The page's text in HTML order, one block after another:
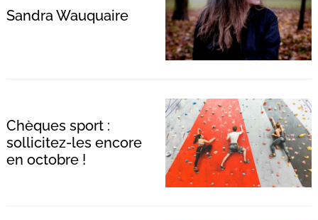
Sandra Wauquaire
Chèques sport :
sollicitez-les encore
en octobre !